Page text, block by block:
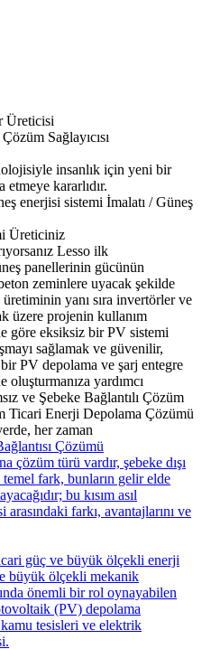
Üreticisi
Sağlayıcısı
insanlık için yeni bir
kararlıdır.
enerjisi sistemi İmalatı / Güneş
Üreticiniz
Lesso ilk
panellerinin gücünün
zeminlere uyacak şekilde
yanı sıra invertörler ve
üzere projenin kullanım
göre eksiksiz bir PV sistemi
sağlamak ve güvenilir,
PV depolama ve şarj entegre
yardımcı
ve Şebeke Bağlantılı Çözüm
Ticari Enerji Depolama Çözümü
her zaman
Çözümü
çözüm türü vardır, şebeke dışı
temel fark, bunların gelir elde
bu kısım asıl
farkı, avantajlarını ve
güç ve büyük ölçekli enerji
büyük ölçekli mekanik
önemli bir rol oynayabilen
(PV) depolama
tesisleri ve elektrik